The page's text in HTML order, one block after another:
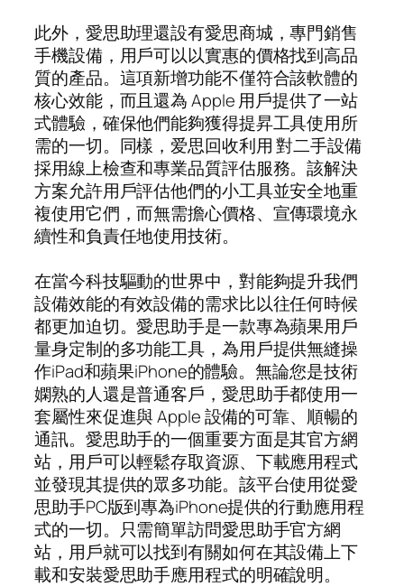
此外，愛思助理還設有愛思商城，專門銷售
手機設備，用戶可以以實惠的價格找到高品
質的產品。這項新增功能不僅符合該軟體的
核心效能，而且還為 Apple 用戶提供了一站
式體驗，確保他們能夠獲得提昇工具使用所
需的一切。同樣，爱思回收利用 對二手設備
採用線上檢查和專業品質評估服務。該解決
方案允許用戶評估他們的小工具並安全地重
複使用它們，而無需擔心價格、宣傳環境永
續性和負責任地使用技術。
在當今科技驅動的世界中，對能夠提升我們
設備效能的有效設備的需求比以往任何時候
都更加迫切。愛思助手是一款專為蘋果用戶
量身定制的多功能工具，為用戶提供無縫操
作iPad和蘋果iPhone的體驗。無論您是技術
嫻熟的人還是普通客戶，愛思助手都使用一
套屬性來促進與 Apple 設備的可靠、順暢的
通訊。愛思助手的一個重要方面是其官方網
站，用戶可以輕鬆存取資源、下載應用程式
並發現其提供的眾多功能。該平台使用從愛
思助手PC版到專為iPhone提供的行動應用程
式的一切。只需簡單訪問愛思助手官方網
站，用戶就可以找到有關如何在其設備上下
載和安裝愛思助手應用程式的明確說明。